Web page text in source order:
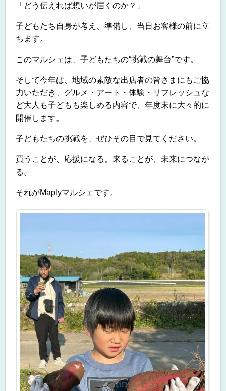
「どう伝えれば想いが届くのか？」
子どもたち自身が考え、準備し、当日お客様の前に立
ちます。
このマルシェは、 子どもたちの“挑戦の舞台”です。
そして今年は、 地域の素敵な出店者の皆さまにもご協
力いただき、 グルメ・アート・体験・リフレッシュな
ど大人も子どもも楽しめる内容で、年度末に大々的に
開催します。
子どもたちの挑戦を、 ぜひその目で見てください。
買うことが、応援になる。 来ることが、未来につなが
る。
それがMaplyマルシェです。